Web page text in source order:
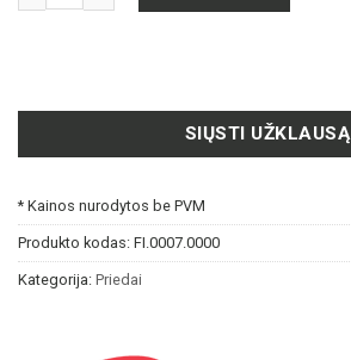
SIŲSTI UŽKLAUSĄ
* Kainos nurodytos be PVM
Produkto kodas: FI.0007.0000
Kategorija: Priedai